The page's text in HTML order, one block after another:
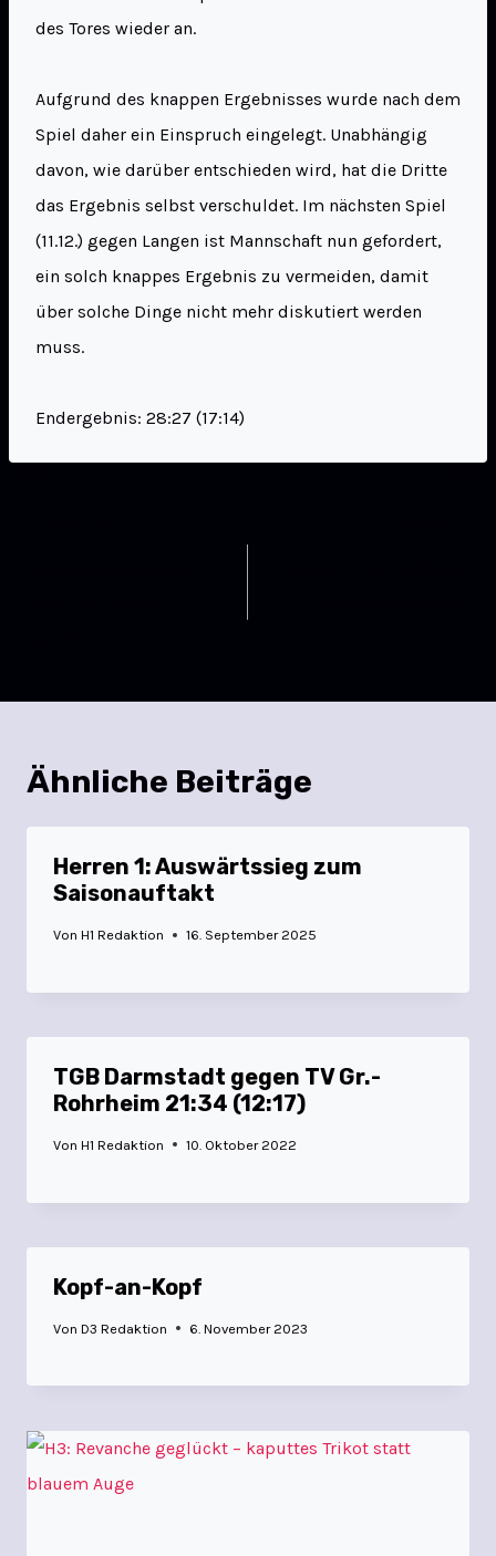
des Tores wieder an.
Aufgrund des knappen Ergebnisses wurde nach dem
Spiel daher ein Einspruch eingelegt. Unabhängig
davon, wie darüber entschieden wird, hat die Dritte
das Ergebnis selbst verschuldet. Im nächsten Spiel
(11.12.) gegen Langen ist Mannschaft nun gefordert,
ein solch knappes Ergebnis zu vermeiden, damit
über solche Dinge nicht mehr diskutiert werden
muss.
Endergebnis: 28:27 (17:14)
Ähnliche Beiträge
Herren 1: Auswärtssieg zum
Saisonauftakt
Von H1 Redaktion 16. September 2025
TGB Darmstadt gegen TV Gr.-
Rohrheim 21:34 (12:17)
Von H1 Redaktion 10. Oktober 2022
Kopf-an-Kopf
Von D3 Redaktion 6. November 2023